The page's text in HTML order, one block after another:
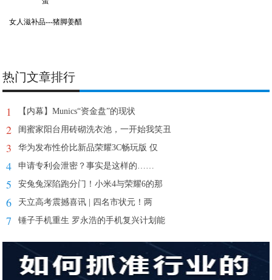
女人滋补品---猪脚姜醋
热门文章排行
1 【内幕】Munics“资金盘”的现状
2 闺蜜家阳台用砖砌洗衣池，一开始我笑丑
3 华为发布性价比新品荣耀3C畅玩版 仅
4 申请专利会泄密？事实是这样的……
5 安兔兔深陷跑分门！小米4与荣耀6的那
6 天立高考震撼喜讯 | 四名市状元！两
7 锤子手机重生 罗永浩的手机复兴计划能